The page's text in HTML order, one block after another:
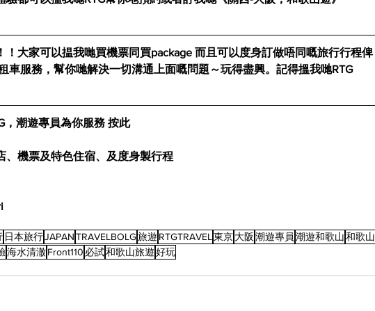
！大家可以揾我哋買機票同買package 而且可以度身訂做唔同嘅旅行行程俾
車服務，幫你哋解決一切溝通上面嘅問題～玩得盡興。記得搵我哋RTG
，潮遊專員為你服務 按此
、機票及特色住宿、及度身製行程
日本旅行JAPANTRAVELBOLG旅遊 RTGTRAVEL 東京大阪 潮遊專員 潮遊和歌山和歌山
海水清澈Front110 必試和歌山旅遊好玩